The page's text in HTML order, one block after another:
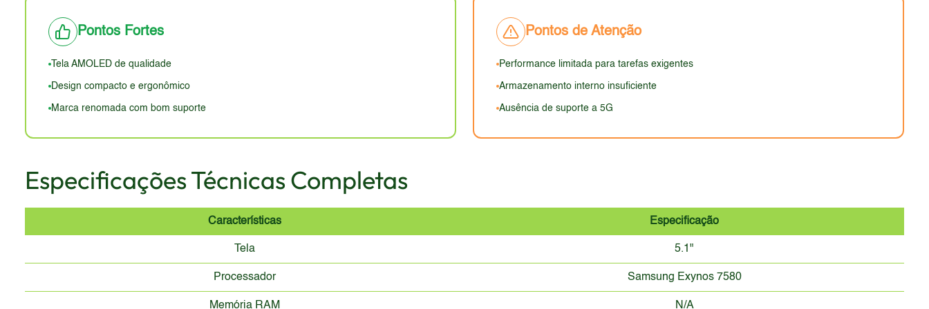
A aparência do dispositivo pode parecer datada em 2026, com bordas maiores e um design menos sofisticado em comparação com os smartphones com telas maiores e
design mais minimalista. A ergonomia, no entanto, é um ponto positivo, proporcionando uma pegada confortável. Apesar disso, a ausência de características como
certificação de resistência à água e poeira pode ser considerada uma desvantagem.
Pontos Fortes
Tela AMOLED de qualidade
Design compacto e ergonômico
Marca renomada com bom suporte
Pontos de Atenção
Performance limitada para tarefas exigentes
Armazenamento interno insuficiente
Ausência de suporte a 5G
Especificações Técnicas Completas
Características Especificação
Tela 5.1"
Processador Samsung Exynos 7580
Memória RAM N/A